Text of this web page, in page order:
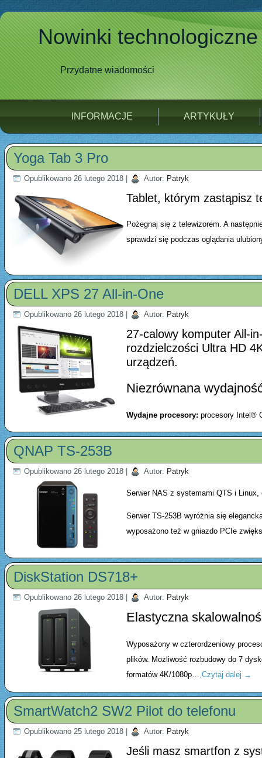
Nowinki technologiczne
Przydatne wiadomości
INFORMACJE ARTYKUŁY
Yoga Tab 3 Pro
Opublikowano 26 lutego 2018 Autor: Patryk
Tablet, którym zastąpisz
Pożegnaj się z telewizorem. A
sprawdzi się podczas oglądania
DELL XPS 27 All-in-One
Opublikowano 26 lutego 2018 Autor: Patryk
27-calowy komputer All-
rozdzielczości Ultra HD
urządzeń.
Niezrównana
Wydajne procesory: procesory Intel®
QNAP TS-253B
Opublikowano 26 lutego 2018 Autor: Patryk
Serwer NAS z systemami QTS i
Serwer TS-253B wyróżnia się
wyposażono też w gniazdo PCIe
DiskStation DS718+
Opublikowano 26 lutego 2018 Autor: Patryk
Elastyczna
Wyposażony w czterordzeniowy
plików. Możliwość rozbudowy do 7
formatów 4K/1080p… Czytaj dalej →
SmartWatch2 SW2 Pilot do telefonu
Opublikowano 25 lutego 2018 Autor: Patryk
Jeśli masz smartfon z